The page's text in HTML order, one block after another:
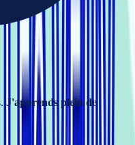
J'apprends plein de